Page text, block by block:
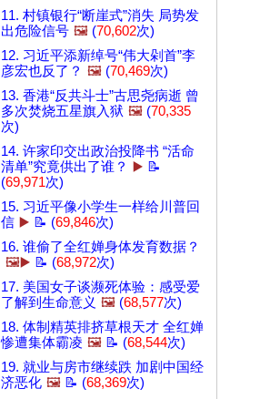
11. 村镇银行“断崖式”消失 局势发
出危险信号 🖼️ (70,602次)
12. 习近平添新绰号“伟大剁首”李
彦宏也反了？ 🖼️ (70,469次)
13. 香港“反共斗士”古思尧病逝 曾
多次焚烧五星旗入狱 🖼️ (70,335
次)
14. 许家印交出政治投降书 “活命
清单”究竟供出了谁？
▶️ 📝
(69,971次)
15. 习近平像小学生一样给川普回
信 ▶️ 📝 (69,846次)
16. 谁偷了全红婵身体发育数据？
🖼️▶️ 📝 (68,972次)
17. 美国女子谈濒死体验：感受爱
了解到生命意义 🖼️ (68,577次)
18. 体制精英排挤草根天才 全红婵
惨遭集体霸凌 🖼️ 📝 (68,544次)
19. 就业与房市继续跌 加剧中国经
济恶化 🖼️ 📝 (68,369次)